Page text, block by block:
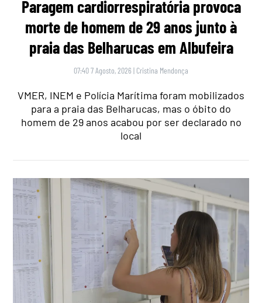
Paragem cardiorrespiratória provoca
morte de homem de 29 anos junto à
praia das Belharucas em Albufeira
07:40 7 Agosto, 2026 | Cristina Mendonça
VMER, INEM e Polícia Marítima foram mobilizados
para a praia das Belharucas, mas o óbito do
homem de 29 anos acabou por ser declarado no
local